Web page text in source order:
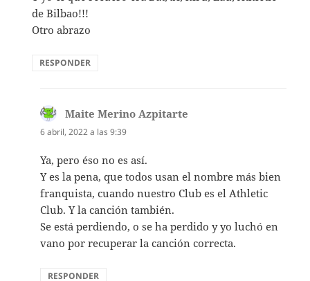
de Bilbao!!!
Otro abrazo
RESPONDER
Maite Merino Azpitarte
6 abril, 2022 a las 9:39
Ya, pero éso no es así.
Y es la pena, que todos usan el nombre más bien
franquista, cuando nuestro Club es el Athletic
Club. Y la canción también.
Se está perdiendo, o se ha perdido y yo luchó en
vano por recuperar la canción correcta.
RESPONDER